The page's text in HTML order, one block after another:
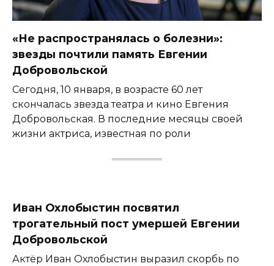
«Не распространялась о болезни»:
звезды почтили память Евгении
Добровольской
Сегодня, 10 января, в возрасте 60 лет
скончалась звезда театра и кино Евгения
Добровольская. В последние месяцы своей
жизни актриса, известная по роли
Иван Охлобыстин посвятил
трогательный пост умершей Евгении
Добровольской
Актёр Иван Охлобыстин выразил скорбь по